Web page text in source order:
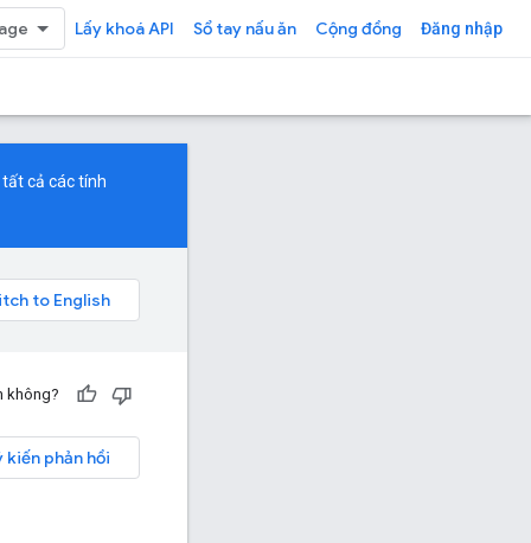
Lấy khoá API Sổ tay nấu ăn Cộng đồng Đăng nhập
cả các tính
không?
kiến phản hồi